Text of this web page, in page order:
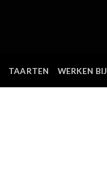
TAARTEN WERKEN BIJ